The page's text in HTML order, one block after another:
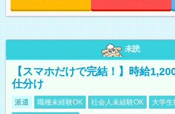
未読
【スマホだけで完結！】時給
仕分け
派遣 職種未経験OK 社会人未経験OK 大学生